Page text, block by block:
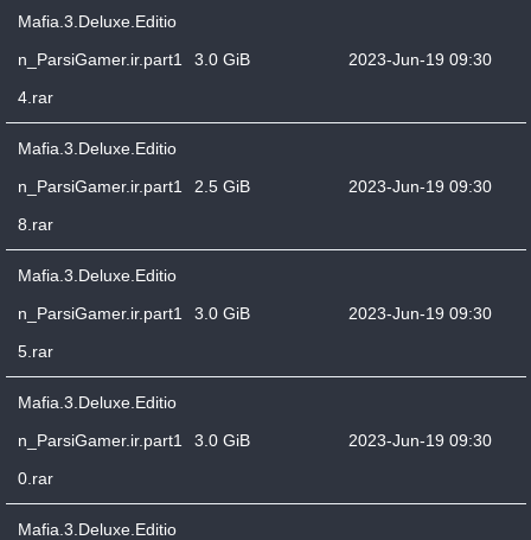
Mafia.3.Deluxe.Editio
n_ParsiGamer.ir.part1
4.rar
3.0 GiB 2023-Jun-19 09:30
Mafia.3.Deluxe.Editio
n_ParsiGamer.ir.part1
8.rar
2.5 GiB 2023-Jun-19 09:30
Mafia.3.Deluxe.Editio
n_ParsiGamer.ir.part1
5.rar
3.0 GiB 2023-Jun-19 09:30
Mafia.3.Deluxe.Editio
n_ParsiGamer.ir.part1
0.rar
3.0 GiB 2023-Jun-19 09:30
Mafia.3.Deluxe.Editio